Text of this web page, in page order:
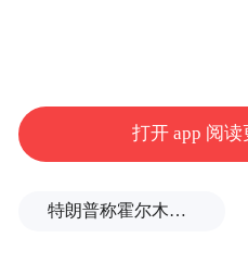
打开 app 阅
特朗普称霍尔木兹海峡协议尚未达成，正参与相关谈判